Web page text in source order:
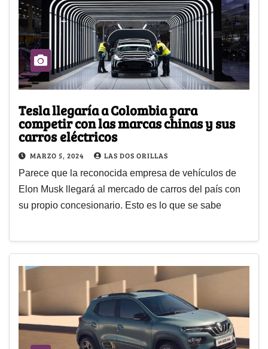
Tesla llegaría a Colombia para
competir con las marcas chinas y sus
carros eléctricos
MARZO 5, 2024 LAS DOS ORILLAS
Parece que la reconocida empresa de vehículos de
Elon Musk llegará al mercado de carros del país con
su propio concesionario. Esto es lo que se sabe